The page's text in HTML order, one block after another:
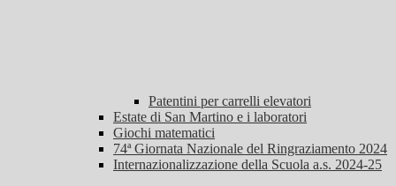
Patentini per carrelli elevatori
Estate di San Martino e i laboratori
Giochi matematici
74ª Giornata Nazionale del Ringraziamento 2024
Internazionalizzazione della Scuola a.s. 2024-25